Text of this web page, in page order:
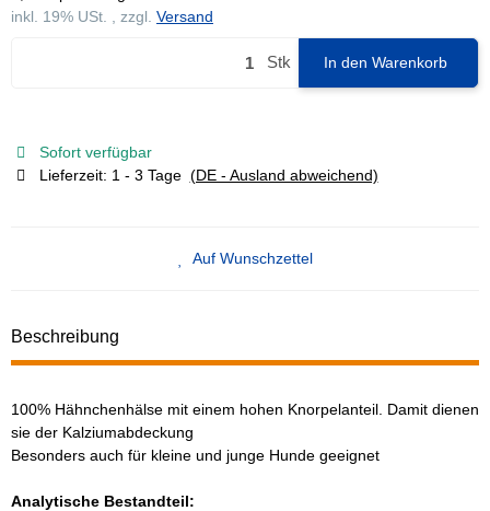
inkl. 19% USt. , zzgl. Versand
Stk In den Warenkorb
Sofort verfügbar
Lieferzeit: 1 - 3 Tage (DE - Ausland abweichend)
Auf Wunschzettel
Beschreibung
100% Hähnchenhälse mit einem hohen Knorpelanteil. Damit dienen
sie der Kalziumabdeckung
Besonders auch für kleine und junge Hunde geeignet
Analytische Bestandteil: